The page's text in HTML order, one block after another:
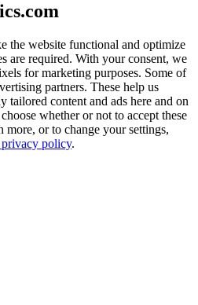
the website functional and optimize
are required. With your consent, we
for marketing purposes. Some of
partners. These help us
tailored content and ads here and on
whether or not to accept these
more, or to change your settings,
privacy policy.